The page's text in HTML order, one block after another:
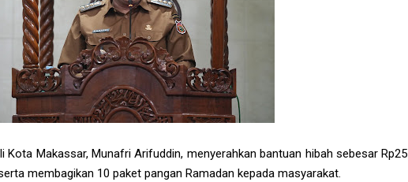
Kota Makassar, Munafri Arifuddin, menyerahkan bantuan hibah sebesar Rp25
membagikan 10 paket pangan Ramadan kepada masyarakat.